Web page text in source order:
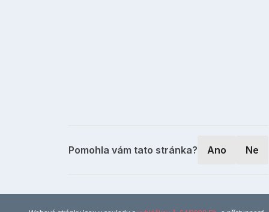
Pomohla vám tato stránka? Ano Ne